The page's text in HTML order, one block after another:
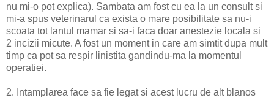
nu mi-o pot explica). Sambata am fost cu ea la un consult si
mi-a spus veterinarul ca exista o mare posibilitate sa nu-i
scoata tot lantul mamar si sa-i faca doar anestezie locala si
2 incizii micute. A fost un moment in care am simtit dupa mult
timp ca pot sa respir linistita gandindu-ma la momentul
operatiei.
2. Intamplarea face sa fie legat si acest lucru de alt blanos